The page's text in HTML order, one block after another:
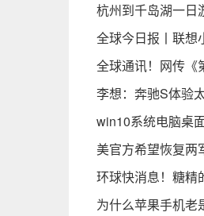
杭州到千岛湖一日
全球今日报丨联想
全球通讯！网传《
李想：奔驰S体验
win10系统电脑桌
美官方希望恢复两
环球快消息！糖精
为什么苹果手机老